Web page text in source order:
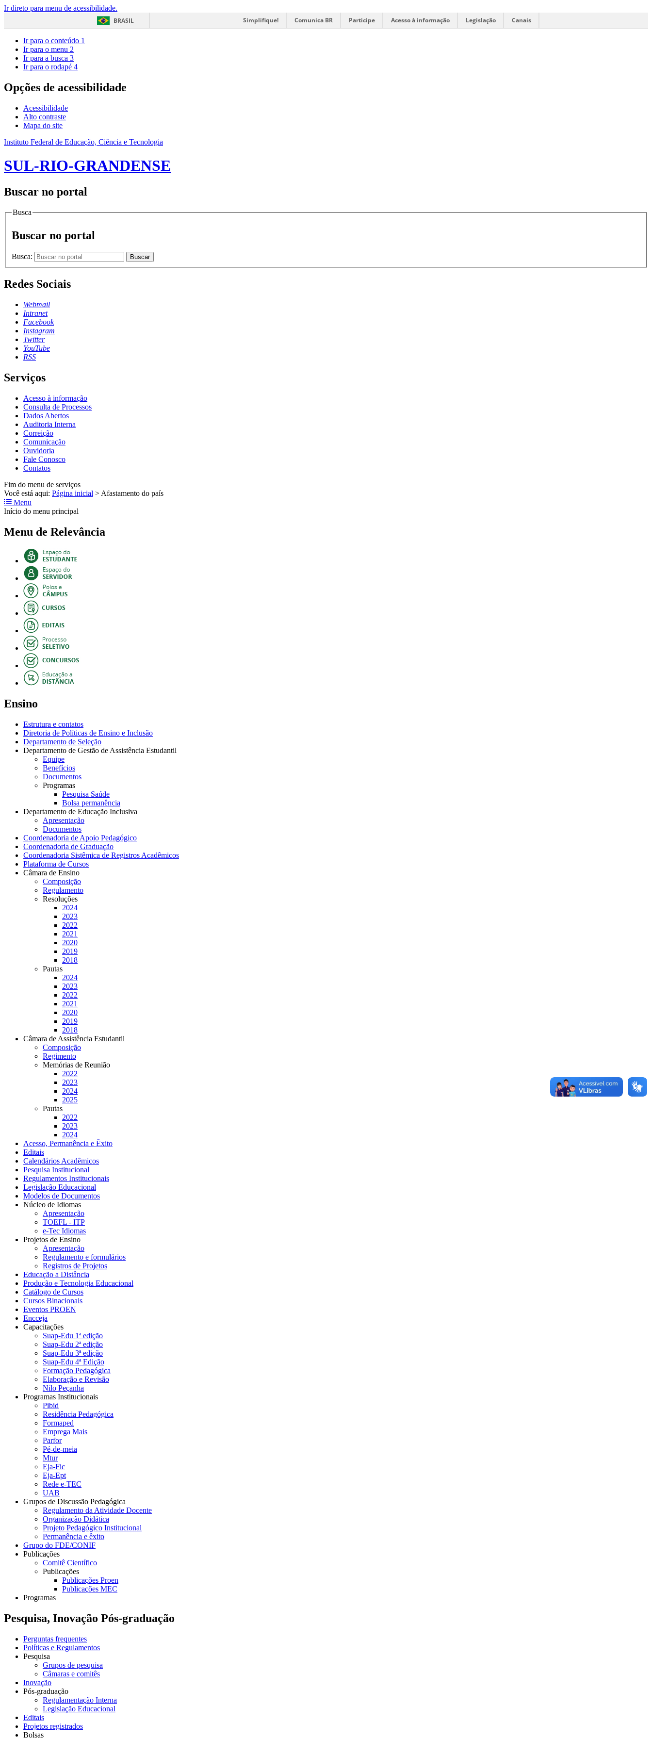
Ir direto para menu de acessibilidade.
BRASIL
Simplifique! Comunica BR Participe Acesso à informação Legislação Canais
Ir para o conteúdo 1
Ir para o menu 2
Ir para a busca 3
Ir para o rodapé 4
Opções de acessibilidade
Acessibilidade
Alto contraste
Mapa do site
Instituto Federal de Educação, Ciência e Tecnologia
SUL-RIO-GRANDENSE
Buscar no portal
Busca
Buscar no portal
Busca: Buscar
Redes Sociais
Webmail
Intranet
Facebook
Instagram
Twitter
YouTube
RSS
Serviços
Acesso à informação
Consulta de Processos
Dados Abertos
Auditoria Interna
Correição
Comunicação
Ouvidoria
Fale Conosco
Contatos
Fim do menu de serviços
Você está aqui: Página inicial > Afastamento do país
Menu
Início do menu principal
Menu de Relevância
Ensino
Estrutura e contatos
Diretoria de Políticas de Ensino e Inclusão
Departamento de Seleção
Departamento de Gestão de Assistência Estudantil
Equipe
Benefícios
Documentos
Programas
Pesquisa Saúde
Bolsa permanência
Departamento de Educação Inclusiva
Apresentação
Documentos
Coordenadoria de Apoio Pedagógico
Coordenadoria de Graduação
Coordenadoria Sistêmica de Registros Acadêmicos
Plataforma de Cursos
Câmara de Ensino
Composição
Regulamento
Resoluções
2024
2023
2022
2021
2020
2019
2018
Pautas
2024
2023
2022
2021
2020
2019
2018
Câmara de Assistência Estudantil
Composição
Regimento
Memórias de Reunião
2022
2023
2024
2025
Pautas
2022
2023
2024
Acesso, Permanência e Êxito
Editais
Calendários Acadêmicos
Pesquisa Institucional
Regulamentos Institucionais
Legislação Educacional
Modelos de Documentos
Núcleo de Idiomas
Apresentação
TOEFL - ITP
e-Tec Idiomas
Projetos de Ensino
Apresentação
Regulamento e formulários
Registros de Projetos
Educação a Distância
Produção e Tecnologia Educacional
Catálogo de Cursos
Cursos Binacionais
Eventos PROEN
Encceja
Capacitações
Suap-Edu 1ª edição
Suap-Edu 2ª edição
Suap-Edu 3ª edição
Suap-Edu 4ª Edição
Formação Pedagógica
Elaboração e Revisão
Nilo Peçanha
Programas Institucionais
Pibid
Residência Pedagógica
Formaped
Emprega Mais
Parfor
Pé-de-meia
Mtur
Eja-Fic
Eja-Ept
Rede e-TEC
UAB
Grupos de Discussão Pedagógica
Regulamento da Atividade Docente
Organização Didática
Projeto Pedagógico Institucional
Permanência e êxito
Grupo do FDE/CONIF
Publicações
Comitê Científico
Publicações
Publicações Proen
Publicações MEC
Programas
Pesquisa, Inovação Pós-graduação
Perguntas frequentes
Políticas e Regulamentos
Pesquisa
Grupos de pesquisa
Câmaras e comitês
Inovação
Pós-graduação
Regulamentação Interna
Legislação Educacional
Editais
Projetos registrados
Bolsas